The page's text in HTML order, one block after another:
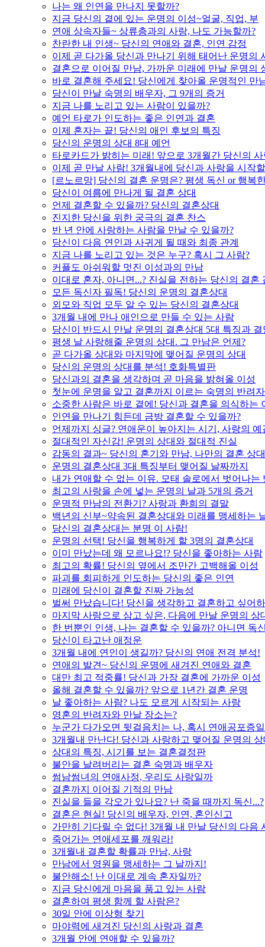
나는 왜 인연을 만나지 못할까?
지금 당신의 곁에 있는 운명의 이성~얼굴, 직업, 부
연애 상속자들~ 상류층과의 사랑, 나도 가능할까?
찬란한 내 인생~ 당신의 연애와 결혼, 인연 감정
이제 곧 다가올 당신과 만나기 위해 태어난 운명의
결혼으로 이어질 만남, 가까운 미래에 만날 운명의
바로 결혼해 주세요! 당신에게 찾아올 운명적인 만
당신이 만날 숙명의 배우자, 그 9개의 증거
지금 나를 노리고 있는 사람이 있을까?
예언 타로가 인도하는 좋은 인연과 결혼
이제 혼자는 끝! 당신의 애인 후보의 특징
당신의 운명의 상대 8대 예언
타로카드가 밝히는 미래! 앞으로 3개월간 당신의
이제 곧 만날 사람! 3개월내에 당신과 사랑을 시작
[르노르망] 당신의 결혼 운명은? 평생 독신 or 행복
당신이 여름에 만나게 될 결혼 상대
언제 결혼할 수 있을까? 당신의 결혼상대
진지한 당신을 위한 궁극의 결혼 찬스
반 년 안에 사랑하는 사람을 만날 수 있을까?
당신이 다음 연인과 사귀게 될 때와 최종 관계
지금 나를 노리고 있는 것은 누구? 혹시 그 사람?
커플도 아쉬워할 멋진 이성과의 만남
이대로 혼자, 아니면...? 진실을 전하는 당신의 결혼
모든 독신자 필독! 당신의 운명의 결혼상대
외모와 직업 모두 알 수 있는 당신의 결혼상대
3개월 내에 만나 애인으로 만들 수 있는 사람
당신이 반드시 만날 운명의 결혼상대 5대 특징과 결
평생 날 사랑해줄 운명의 상대. 그 만남은 언제?
곧 다가올 상대와 마지막에 맺어질 운명의 상대
당신의 운명의 상대를 분석! 호화특별판
당신과의 결혼을 생각하며 곧 마음을 밝혀올 이성
첫눈에 운명을 알고 결혼까지 이르는 숙명의 반려자
소중한 사람은 바로 곁에! 당신과 결혼을 의식하는
인연을 만나기 힘든데 금방 결혼할 수 있을까?
언제까지 싱글? 연애운이 높아지는 시기, 사랑의 예
절대적인 자신감! 운명의 상대와 절대적 진실
감동의 결과~ 당신의 혼기와 만남, 나만의 결혼 상대
운명의 결혼상대 3대 특징부터 맺어질 날짜까지
내가 연애할 수 없는 이유. 모태 솔로에서 벗어나는
최고의 사랑을 손에 넣는 운명의 날과 5개의 증거
운명적 만남의 전환기? 사랑과 환희의 결말
백년의 신부~약속된 결혼상대와 미래를 맹세하는
당신의 결혼상대는 분명 이 사람!
운명의 선택! 당신을 행복하게 할 3명의 결혼상대
이미 만났는데 왜 모르나요!? 당신을 좋아하는 사람
최고의 확률! 당신의 옆에서 조만간 고백해올 이성
파괴를 회피하게 인도하는 당신의 좋은 인연
미래에 당신이 결혼할 진짜 가능성
벌써 만났습니다! 당신을 생각하고 결혼하고 싶어
마지막 사랑으로 삼고 싶은, 다음에 만날 운명의 상
한 번뿐인 인생, 나는 결혼할 수 있을까? 아니면 독
당신이 타고난 애정운
3개월 내에 연인이 생길까? 당신의 연애 전격 분석!
연애의 발견~ 당신의 운명에 새겨진 연애와 결혼
대만 최고 적중률! 당신과 가장 결혼에 가까운 이성
올해 결혼할 수 있을까? 앞으로 1년간 결혼 운명
날 좋아하는 사람? 나도 모르게 시작되는 사랑
영혼의 반려자와 만날 장소는?
누군가 다가오면 뒷걸음치는 나, 혹시 연애공포증
3개월내 만난다! 당신과 사랑하고 맺어질 운명의 상
상대의 특징, 시기를 보는 결혼결정판
불안을 날려버리는 결혼 숙명과 배우자
썸남썸녀의 연애사정, 우리도 사랑일까
결혼까지 이어질 기적의 만남
진실을 들을 각오가 있나요? 난 죽을 때까지 독신...?
결혼은 현실! 당신의 배우자, 인연, 혼인신고
가만히 기다릴 수 없다! 3개월 내 만날 당신의 다음
죽어가는 연애세포를 깨워라!
3개월내 결혼할 확률과 만남, 사랑
만남에서 영원을 맹세하는 그 날까지!
불안해소! 난 이대로 계속 혼자일까?
지금 당신에게 마음을 품고 있는 사람
결혼하여 평생 함께 할 사람은?
30일 안에 이상형 찾기
마야력에 새겨진 당신의 사랑과 결혼
3개월 안에 연애할 수 있을까?